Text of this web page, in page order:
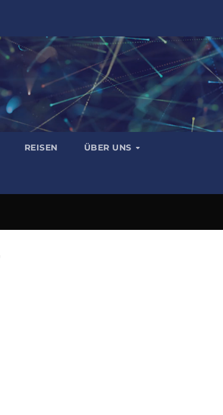
REISEN ÜBER UNS